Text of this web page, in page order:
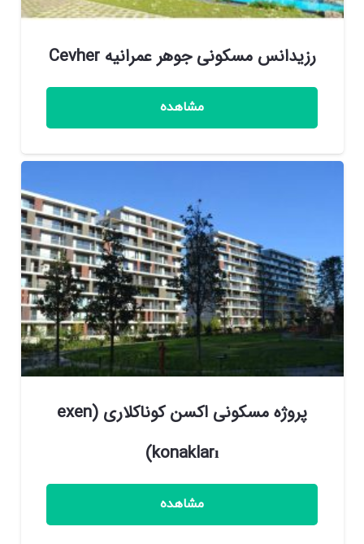
رزیدانس مسکونی جوهر عمرانيه Cevher
مشاهده
پروژه مسکونی اکسن کوناکلاری (exen
konakları)
مشاهده